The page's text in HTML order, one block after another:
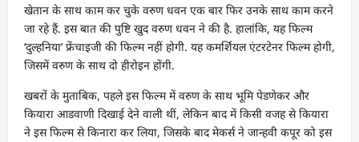
खेतान के साथ काम कर चुके वरुण धवन एक बार फिर उनके साथ काम करने
जा रहे हैं. इस बात की पुष्टि खुद वरुण धवन ने की है. हालांकि, यह फिल्म
‘दुल्हनिया’ फ्रेंचाइजी की फिल्म नहीं होगी. यह कमर्शियल एंटरटेनर फिल्म होगी,
जिसमें वरुण के साथ दो हीरोइन होंगी.
खबरों के मुताबिक, पहले इस फिल्म में वरुण के साथ भूमि पेडणेकर और
कियारा आडवाणी दिखाई देने वाली थीं, लेकिन बाद में किसी वजह से कियारा
ने इस फिल्म से किनारा कर लिया, जिसके बाद मेकर्स ने जान्हवी कपूर को इस